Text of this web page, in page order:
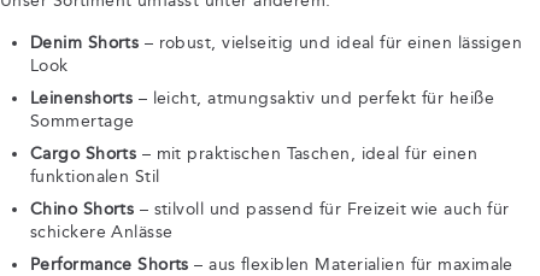
Denim Shorts – robust, vielseitig und ideal für einen lässigen
Look
Leinenshorts – leicht, atmungsaktiv und perfekt für heiße
Sommertage
Cargo Shorts – mit praktischen Taschen, ideal für einen
funktionalen Stil
Chino Shorts – stilvoll und passend für Freizeit wie auch für
schickere Anlässe
Performance Shorts – aus flexiblen Materialien für maximale